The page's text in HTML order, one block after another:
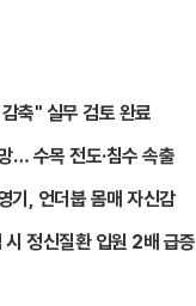
축" 실무 검토 완료
… 수목 전도·침수 속출
기, 언더붑 몸매 자신감
정신질환 입원 2배 급증